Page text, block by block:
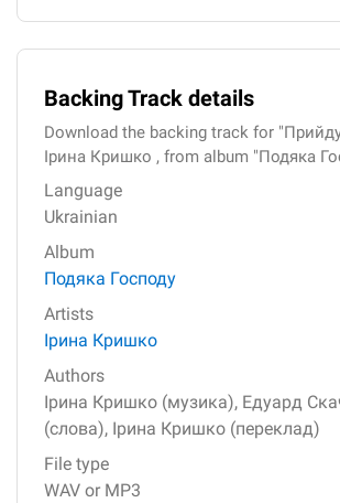
Backing Track details
Download the backing track for
Ірина Кришко , from album "Подяка
Language
Ukrainian
Album
Подяка Господу
Artists
Ірина Кришко
Authors
Ірина Кришко (музика), Едуард
(слова), Ірина Кришко (переклад)
File type
WAV or MP3